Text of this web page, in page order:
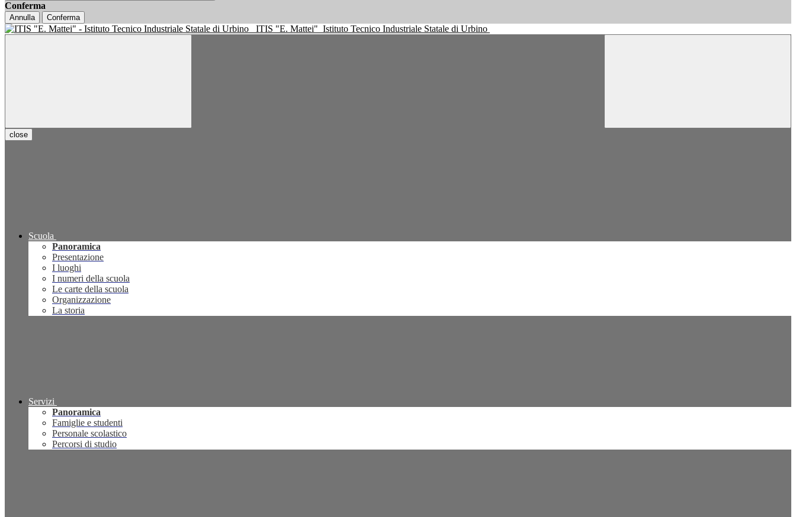
Conferma
Annulla Conferma
ITIS "E. Mattei" Istituto Tecnico Industriale Statale di Urbino
close
Scuola
Panoramica
Presentazione
I luoghi
I numeri della scuola
Le carte della scuola
Organizzazione
La storia
Servizi
Panoramica
Famiglie e studenti
Personale scolastico
Percorsi di studio